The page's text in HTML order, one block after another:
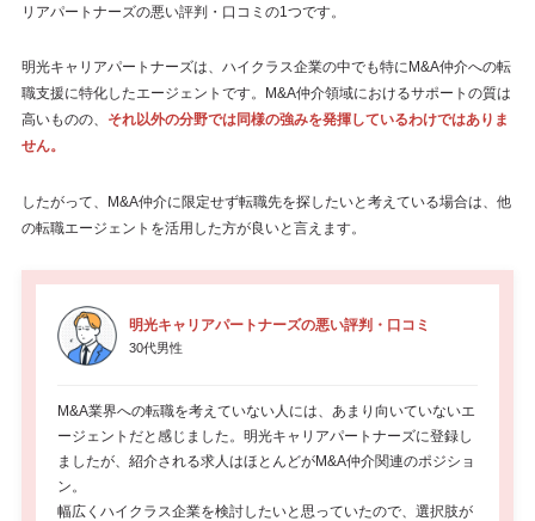
リアパートナーズの悪い評判・口コミの1つです。
明光キャリアパートナーズは、ハイクラス企業の中でも特にM&A仲介への転
職支援に特化したエージェントです。M&A仲介領域におけるサポートの質は
高いものの、 それ以外の分野では同様の強みを発揮しているわけではありま
せん。
したがって、M&A仲介に限定せず転職先を探したいと考えている場合は、他
の転職エージェントを活用した方が良いと言えます。
明光キャリアパートナーズの悪い評判・口コミ
30代男性
M&A業界への転職を考えていない人には、あまり向いていないエ
ージェントだと感じました。明光キャリアパートナーズに登録し
ましたが、紹介される求人はほとんどがM&A仲介関連のポジショ
ン。
幅広くハイクラス企業を検討したいと思っていたので、選択肢が